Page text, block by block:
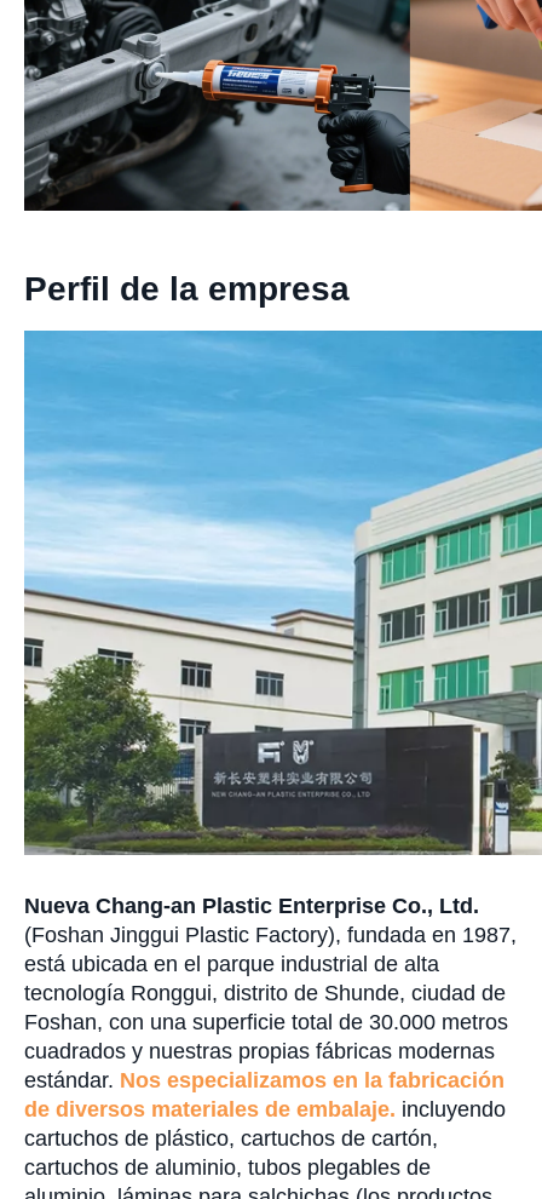
Perfil de la empresa
Nueva Chang-an Plastic Enterprise Co., Ltd.
(Foshan Jinggui Plastic Factory), fundada en 1987,
está ubicada en el parque industrial de alta
tecnología Ronggui, distrito de Shunde, ciudad de
Foshan, con una superficie total de 30.000 metros
cuadrados y nuestras propias fábricas modernas
estándar. Nos especializamos en la fabricación
de diversos materiales de embalaje. incluyendo
cartuchos de plástico, cartuchos de cartón,
cartuchos de aluminio, tubos plegables de